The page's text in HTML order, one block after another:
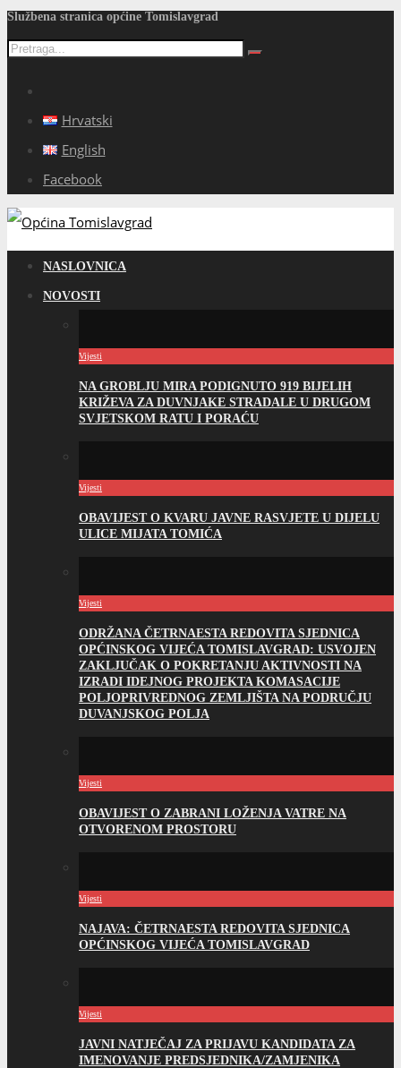
Službena stranica općine Tomislavgrad
Hrvatski
English
Facebook
NASLOVNICA
NOVOSTI
Vijesti
NA GROBLJU MIRA PODIGNUTO 919 BIJELIH
KRIŽEVA ZA DUVNJAKE STRADALE U DRUGOM
SVJETSKOM RATU I PORAĆU
Vijesti
OBAVIJEST O KVARU JAVNE RASVJETE U DIJELU
ULICE MIJATA TOMIĆA
Vijesti
ODRŽANA ČETRNAESTA REDOVITA SJEDNICA
OPĆINSKOG VIJEĆA TOMISLAVGRAD: USVOJEN
ZAKLJUČAK O POKRETANJU AKTIVNOSTI NA
IZRADI IDEJNOG PROJEKTA KOMASACIJE
POLJOPRIVREDNOG ZEMLJIŠTA NA PODRUČJU
DUVANJSKOG POLJA
Vijesti
OBAVIJEST O ZABRANI LOŽENJA VATRE NA
OTVORENOM PROSTORU
Vijesti
NAJAVA: ČETRNAESTA REDOVITA SJEDNICA
OPĆINSKOG VIJEĆA TOMISLAVGRAD
Vijesti
JAVNI NATJEČAJ ZA PRIJAVU KANDIDATA ZA
IMENOVANJE PREDSJEDNIKA/ZAMJENIKA